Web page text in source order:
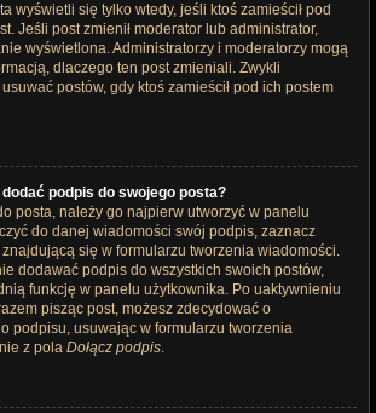
wyświetli się tylko wtedy, jeśli ktoś zamieścił pod
Jeśli post zmienił moderator lub administrator,
wyświetlona. Administratorzy i moderatorzy mogą
dlaczego ten post zmieniali. Zwykli
postów, gdy ktoś zamieścił pod ich postem
podpis do swojego posta?
posta, należy go najpierw utworzyć w panelu
do danej wiadomości swój podpis, zaznacz
znajdującą się w formularzu tworzenia wiadomości.
dodawać podpis do wszystkich swoich postów,
funkcję w panelu użytkownika. Po uaktywnieniu
pisząc post, możesz zdecydować o
podpisu, usuwając w formularzu tworzenia
z pola Dołącz podpis.